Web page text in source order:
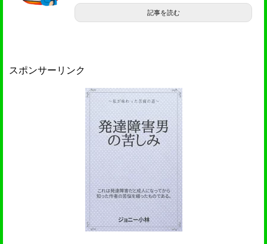
記事を読む
スポンサーリンク